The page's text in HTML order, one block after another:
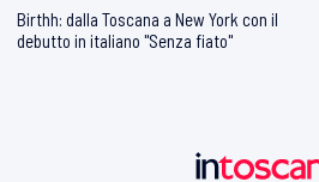
Birthh: dalla Toscana a New York con il
debutto in italiano "Senza fiato"